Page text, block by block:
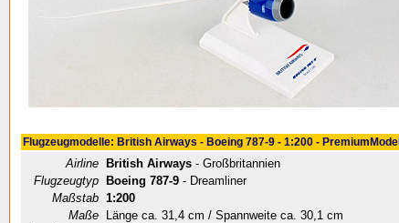
Flugzeugmodelle: British Airways - Boeing 787-9 - 1:200 - PremiumModell
Airline British Airways - Großbritannien
Flugzeugtyp
Boeing 787-9 - Dreamliner
Maßstab 1:200
Maße
Länge ca. 31,4 cm / Spannweite ca. 30,1 cm